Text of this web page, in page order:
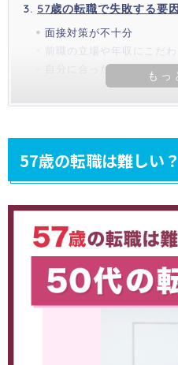
57歳の転職で失敗する要
面接対策が不十分
前職の立場や年収にこだ
自分に合った求人を探せ
57歳の転職は難しい